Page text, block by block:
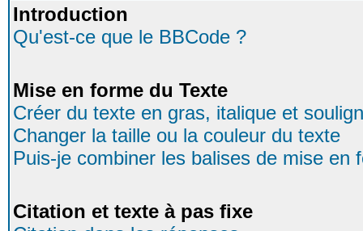
Introduction
Qu'est-ce que le BBCode ?
Mise en forme du Texte
Créer du texte en gras, italique et
Changer la taille ou la couleur du texte
Puis-je combiner les balises de mise en
Citation et texte à pas fixe